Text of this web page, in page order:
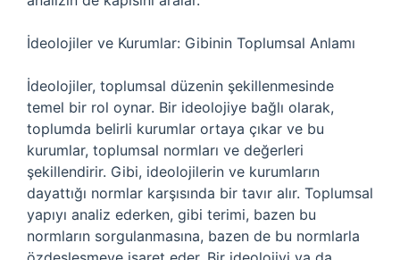
İdeolojiler ve Kurumlar: Gibinin Toplumsal Anlamı
İdeolojiler, toplumsal düzenin şekillenmesinde
temel bir rol oynar. Bir ideolojiye bağlı olarak,
toplumda belirli kurumlar ortaya çıkar ve bu
kurumlar, toplumsal normları ve değerleri
şekillendirir. Gibi, ideolojilerin ve kurumların
dayattığı normlar karşısında bir tavır alır. Toplumsal
yapıyı analiz ederken, gibi terimi, bazen bu
normların sorgulanmasına, bazen de bu normlarla